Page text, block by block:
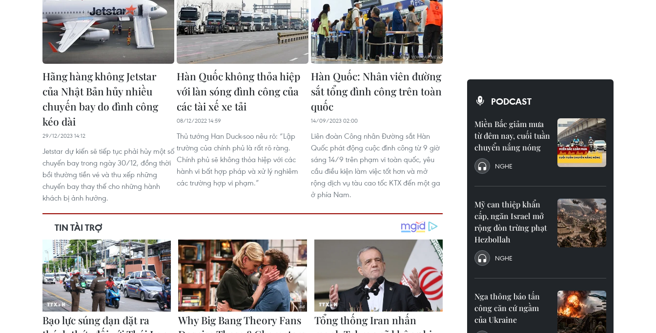
Hãng hàng không Jetstar
của Nhật Bản hủy nhiều
chuyến bay do đình công
kéo dài
29/12/2023 14:12
Jetstar dự kiến sẽ tiếp tục phải hủy một số
chuyến bay trong ngày 30/12, đồng thời
bồi thường tiền vé và thu xếp những
chuyến bay thay thế cho những hành
khách bị ảnh hưởng.
Hàn Quốc không thỏa hiệp
với làn sóng đình công của
các tài xế xe tải
08/12/2022 14:59
Thủ tướng Han Duck-soo nêu rõ: “Lập
trường của chính phủ là rất rõ ràng.
Chính phủ sẽ không thỏa hiệp với các
hành vi bất hợp pháp và xử lý nghiêm
các trường hợp vi phạm.”
Hàn Quốc: Nhân viên đường
sắt tổng đình công trên toàn
quốc
14/09/2023 02:00
Liên đoàn Công nhân Đường sắt Hàn
Quốc phát động cuộc đình công từ 9 giờ
sáng 14/9 trên phạm vi toàn quốc, yêu
cầu điều kiện làm việc tốt hơn và mở
rộng dịch vụ tàu cao tốc KTX đến một ga
ở phía Nam.
PODCAST
Miền Bắc giảm mưa
từ đêm nay, cuối tuần
chuyển nắng nóng
NGHE
Mỹ can thiệp khẩn
cấp, ngăn Israel mở
rộng đòn trừng phạt
Hezbollah
NGHE
Nga thông báo tấn
công căn cứ ngầm
của Ukraine